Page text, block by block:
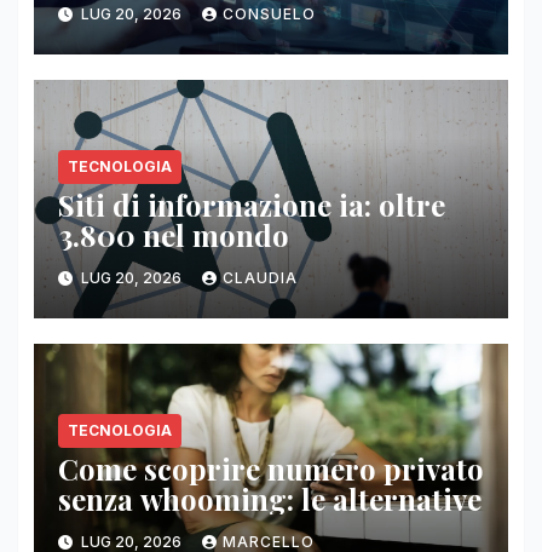
LUG 20, 2026 CONSUELO
TECNOLOGIA
Siti di informazione ia: oltre
3.800 nel mondo
LUG 20, 2026 CLAUDIA
TECNOLOGIA
Come scoprire numero privato
senza whooming: le alternative
LUG 20, 2026 MARCELLO